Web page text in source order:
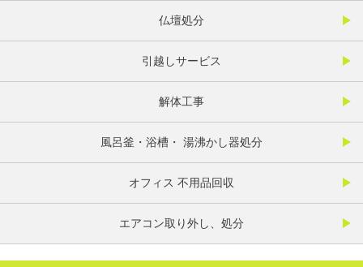
仏壇処分
引越しサービス
解体工事
風呂釜・浴槽・ 湯沸かし器処分
オフィス 不用品回収
エアコン取り外し、処分